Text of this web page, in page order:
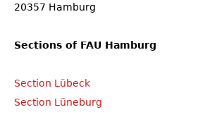
20357 Hamburg
Sections of FAU Hamburg
Section Lübeck
Section Lüneburg